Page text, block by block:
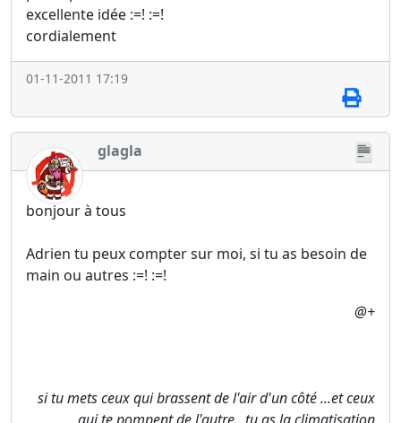
excellente idée :=! :=!
cordialement
01-11-2011 17:19
glagla
bonjour à tous
Adrien tu peux compter sur moi, si tu as besoin de
main ou autres :=! :=!
@+
si tu mets ceux qui brassent de l'air d'un côté ...et ceux